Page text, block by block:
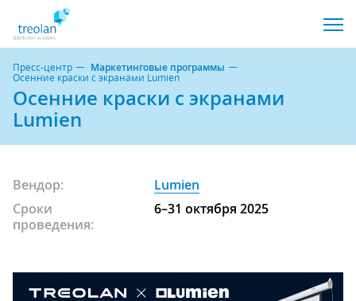
Пресс-центр Маркетинговые программы
Осенние краски с экранами Lumien
Осенние краски с экранами
Lumien
Вендор:
Lumien
Сроки
проведения:
6–31 октября 2025